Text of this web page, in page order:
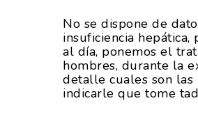
No se dispone de
insuficiencia
al día, ponemos el
hombres, durante la
detalle cuales son
indicarle que tome